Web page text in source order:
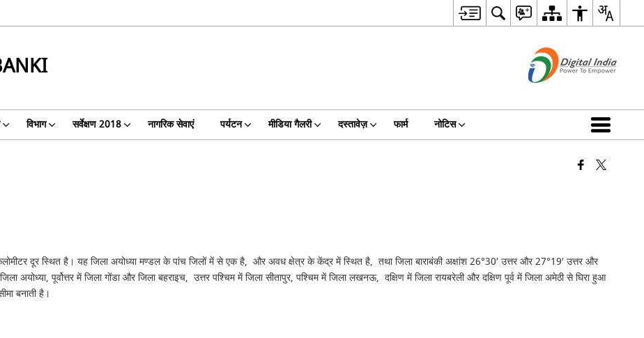
विभाग सर्वेक्षण 2018 नागरिक सेवाएं पर्यटन मीडिया गैलरी दस्तावेज़ फार्म नोटिस
दूर स्थित है। यह जिला अयोध्या मण्डल के पांच जिलों में से एक है, और अवध क्षेत्र के केंद्र में स्थित है, तथा जिला बाराबंकी अक्षांश 26°30′ उत्तर और 27°19′ उत्तर और
अयोध्या, पूर्वोत्तर में जिला गोंडा और जिला बहराइच, उत्तर पश्चिम में जिला सीतापुर, पश्चिम में जिला लखनऊ, दक्षिण में जिला रायबरेली और दक्षिण पूर्व में जिला अमेठी से घिरा हुआ
बनाती है।